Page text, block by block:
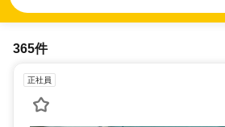
365件
正社員